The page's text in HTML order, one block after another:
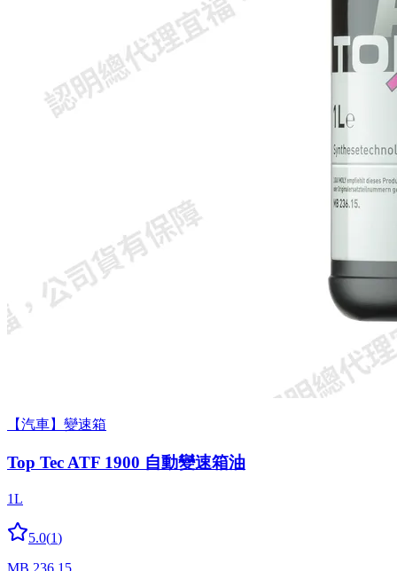
【汽車】變速箱
Top Tec ATF 1900 自動變速箱油
1L
5.0(1)
MB 236.15